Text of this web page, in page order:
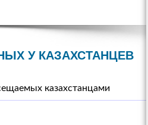
У КАЗАХСТАНЦЕВ
казахстанцами